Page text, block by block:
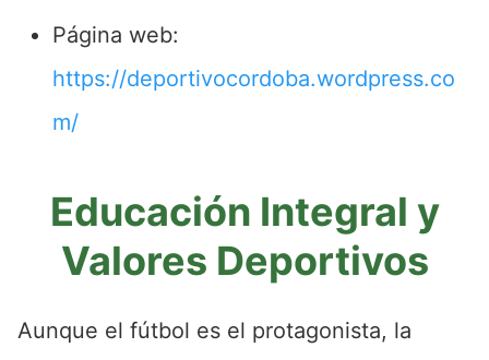
Página web:
https://deportivocordoba.wordpress.co
m/
Educación Integral y
Valores Deportivos
Aunque el fútbol es el protagonista, la